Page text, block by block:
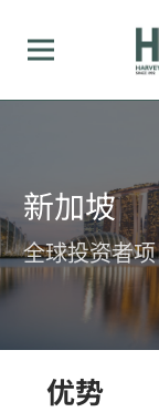
新加坡
全球投资者
优势